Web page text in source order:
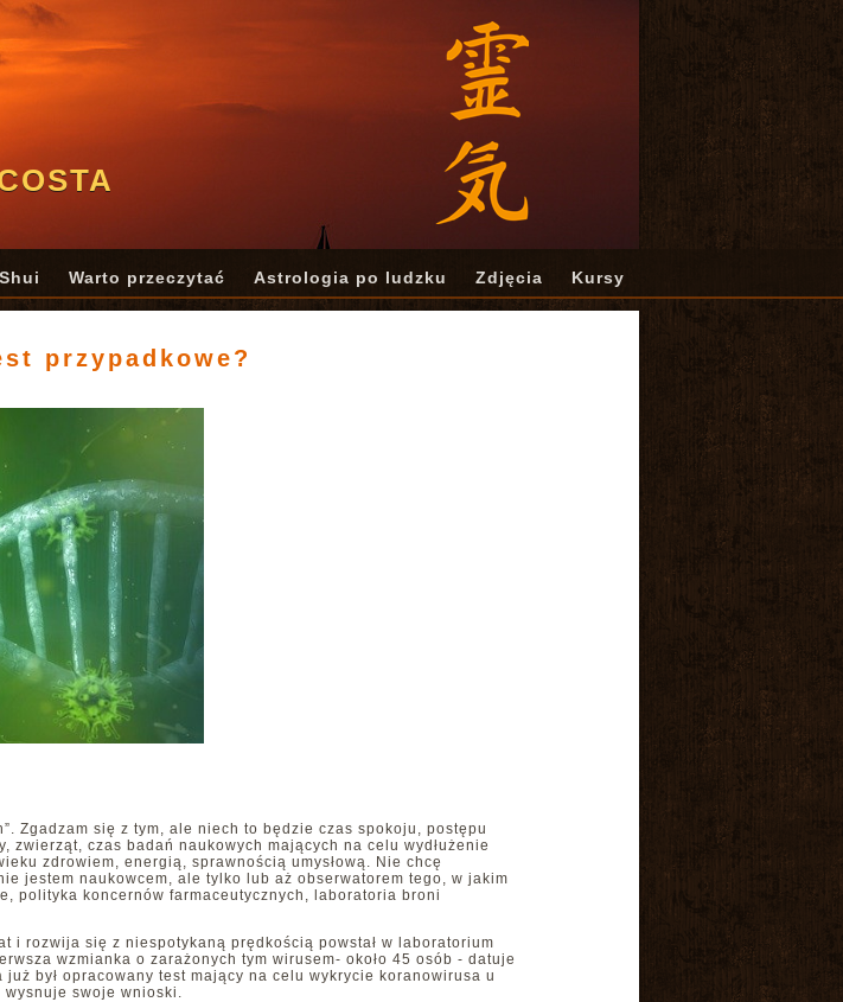
Warto przeczytać Astrologia po ludzku Zdjęcia Kursy
przypadkowe?
Zgadzam się z tym, ale niech to będzie czas spokoju, postępu
czas badań naukowych mających na celu wydłużenie
zdrowiem, energią, sprawnością umysłową. Nie chcę
jestem naukowcem, ale tylko lub aż obserwatorem tego, w jakim
polityka koncernów farmaceutycznych, laboratoria broni
i rozwija się z niespotykaną prędkością powstał w laboratorium
wzmianka o zarażonych tym wirusem- około 45 osób - datuje
był opracowany test mający na celu wykrycie koranowirusa u
wysnuje swoje wnioski.